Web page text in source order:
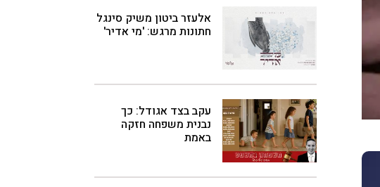
אלעזר ביטון משיק סינגל
חתונות מרגש: 'מי אדיר'
עקב בצד אגודל: כך
נבנית משפחה חזקה
באמת